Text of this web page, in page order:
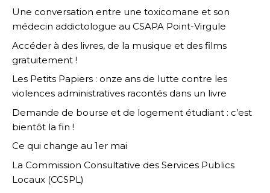
Une conversation entre une toxicomane et son
médecin addictologue au CSAPA Point-Virgule
Accéder à des livres, de la musique et des films
gratuitement !
Les Petits Papiers : onze ans de lutte contre les
violences administratives racontés dans un livre
Demande de bourse et de logement étudiant : c’est
bientôt la fin !
Ce qui change au 1er mai
La Commission Consultative des Services Publics
Locaux (CCSPL)